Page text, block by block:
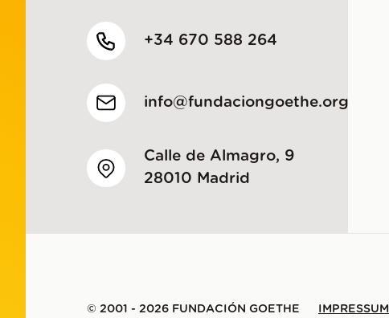
+34 670 588 264
info@fundaciongoethe.org
Calle de Almagro, 9
28010 Madrid
© 2001 - 2026 FUNDACIÓN GOETHE IMPRESSUM